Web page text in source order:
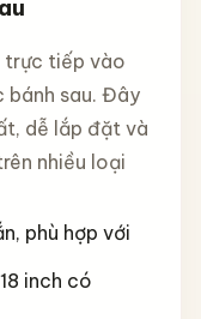
trực tiếp vào
bánh sau. Đây
dễ lắp đặt và
nhiều loại
phù hợp với
inch có